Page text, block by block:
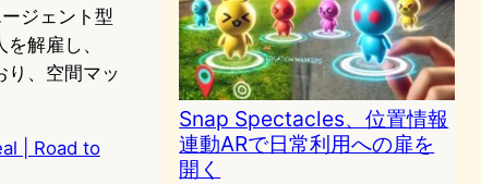
ジェント型
解雇し、
、空間マッ
| Road to
Snap Spectacles、位置情報
連動ARで日常利用への扉を
開く